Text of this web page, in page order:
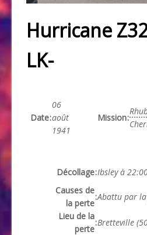
Hurricane
LK-
Date:
06
août
1941
Mission:
Décollage:Ibsley à
Causes de
la perte
:Abattu par la
Lieu de la
perte
:Bretteville